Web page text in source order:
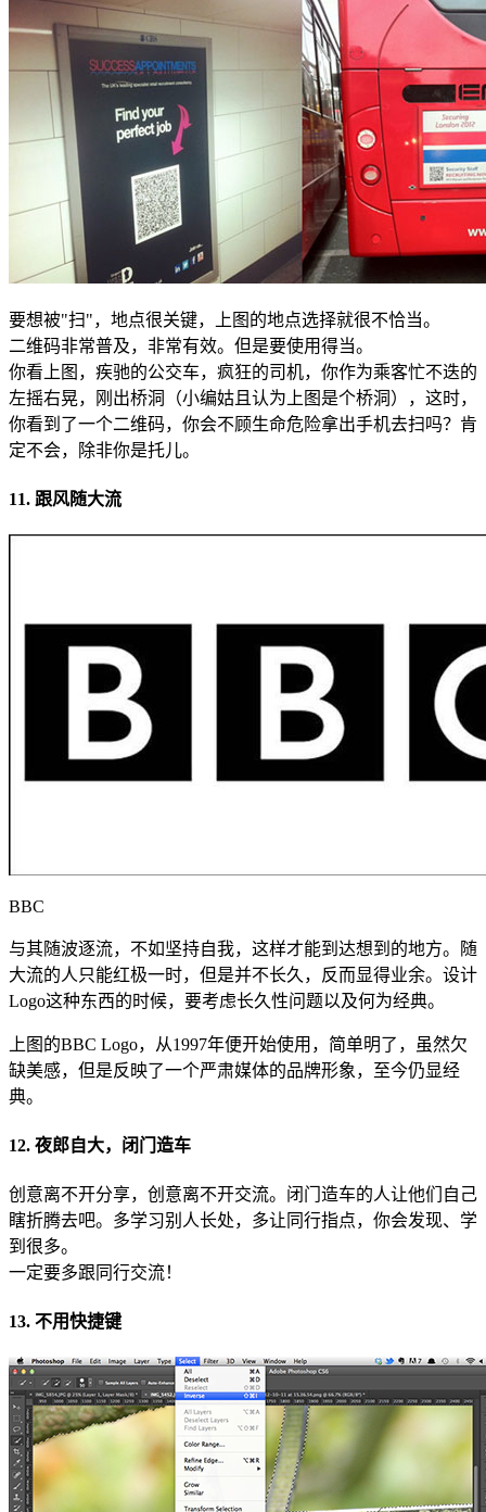
要想被"扫"，地点很关键，上图的地点选择就很不恰当。
二维码非常普及，非常有效。但是要使用得当。
你看上图，疾驰的公交车，疯狂的司机，你作为乘客忙不迭的
左摇右晃，刚出桥洞（小编姑且认为上图是个桥洞），这时，
你看到了一个二维码，你会不顾生命危险拿出手机去扫吗？肯
定不会，除非你是托儿。
11. 跟风随大流
BBC
与其随波逐流，不如坚持自我，这样才能到达想到的地方。随
大流的人只能红极一时，但是并不长久，反而显得业余。设计
Logo这种东西的时候，要考虑长久性问题以及何为经典。
上图的BBC Logo，从1997年便开始使用，简单明了，虽然欠
缺美感，但是反映了一个严肃媒体的品牌形象，至今仍显经
典。
12. 夜郎自大，闭门造车
创意离不开分享，创意离不开交流。闭门造车的人让他们自己
瞎折腾去吧。多学习别人长处，多让同行指点，你会发现、学
到很多。
一定要多跟同行交流！
13. 不用快捷键